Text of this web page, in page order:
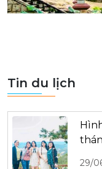
Tin du lịch
29/